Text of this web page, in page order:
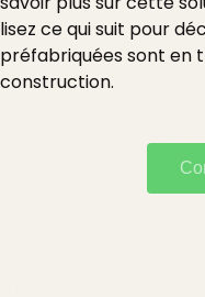
lisez ce qui suit pour
préfabriquées sont en
construction.